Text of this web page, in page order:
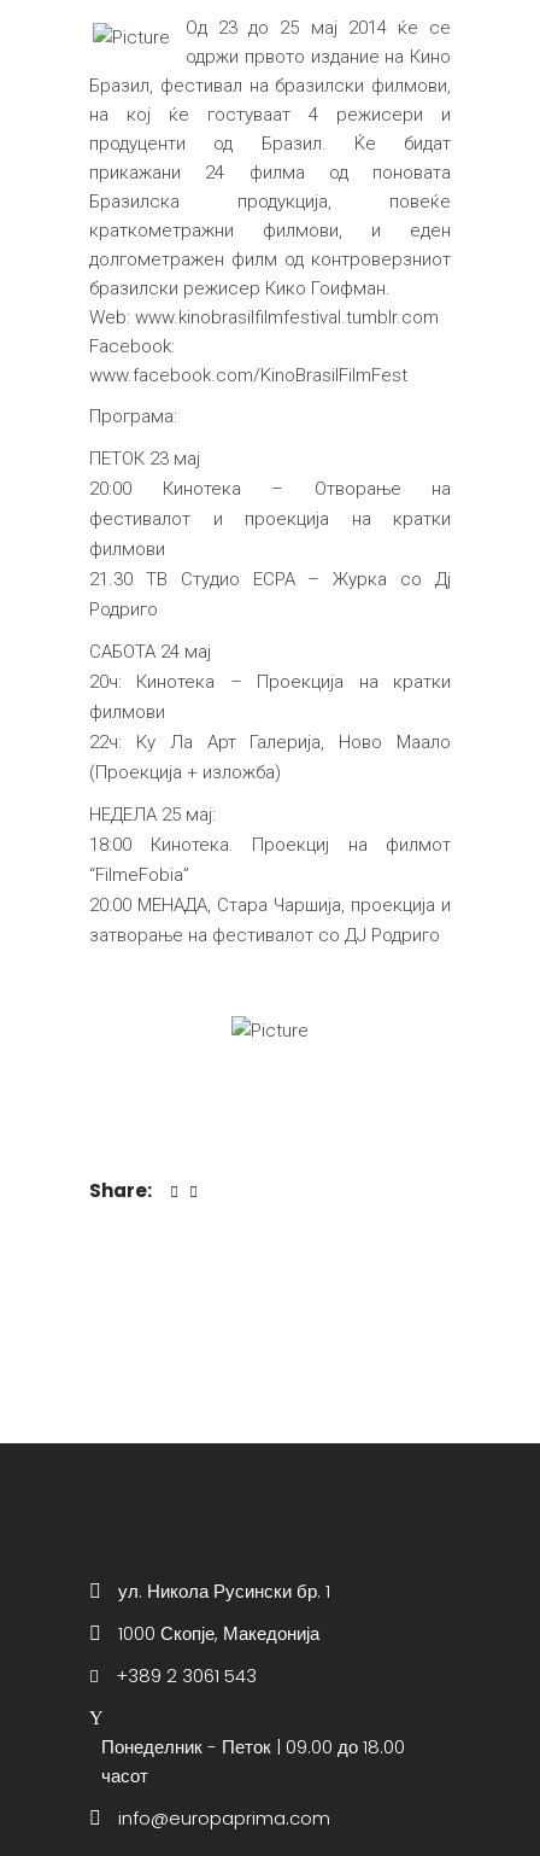
Од 23 до 25 мај 2014 ќе се
одржи првото издание на Кино
Бразил, фестивал на бразилски филмови,
на кој ќе гостуваат 4 режисери и
продуценти од Бразил. Ќе бидат
прикажани 24 филма од поновата
Бразилска продукција, повеќе
краткометражни филмови, и еден
долгометражен филм од контроверзниот
бразилски режисер Кико Гоифман.
Web: www.kinobrasilfilmfestival.tumblr.com
Facebook:
www.facebook.com/KinoBrasilFilmFest
Програма:
ПЕТОК 23 мај
20:00 Кинотека – Oтворање на
фестивалот и проекција на кратки
филмови
21.30 ТВ Студио ЕСРА – Журка со Дј
Родриго
САБОТА 24 мај
20ч: Кинотека – Проекција на кратки
филмови
22ч: Ку Ла Арт Галерија, Ново Маало
(Проекција + изложба)
НЕДЕЛА 25 мај:
18:00 Кинотека. Проекциј на филмот
“FilmeFobia”
20:00 МЕНАДА, Стара Чаршија, проекција и
затворање на фестивалот со ДЈ Родриго
Share:
ул. Никола Русински бр. 1
1000 Скопје, Македонија
+389 2 3061 543
Понеделник - Петок | 09.00 до 18.00
часот
info@europaprima.com